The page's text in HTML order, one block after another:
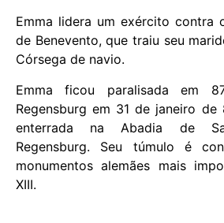
Emma lidera um exército contra
de Benevento, que traiu seu
Córsega de navio.
Emma ficou paralisada em
Regensburg em 31 de janeiro de
enterrada na Abadia de
Regensburg. Seu túmulo é
monumentos alemães mais
XIII.